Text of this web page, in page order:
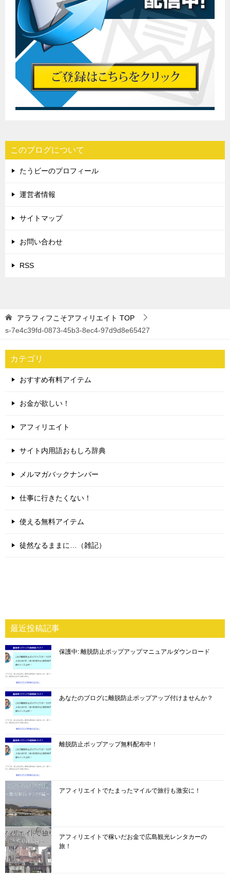
このブログについて
たうビーのプロフィール
運営者情報
サイトマップ
お問い合わせ
RSS
アラフィフこそアフィリエイト TOP
s-7e4c39fd-0873-45b3-8ec4-97d9d8e65427
カテゴリ
おすすめ有料アイテム
お金が欲しい！
アフィリエイト
サイト内用語おもしろ辞典
メルマガバックナンバー
仕事に行きたくない！
使える無料アイテム
徒然なるままに…（雑記）
最近投稿記事
保護中: 離脱防止ポップアップマニュアルダウンロード
あなたのブログに離脱防止ポップアップ付けませんか？
離脱防止ポップアップ無料配布中！
アフィリエイトでたまったマイルで旅行も激安に！
アフィリエイトで稼いだお金で広島観光レンタカーの
旅！